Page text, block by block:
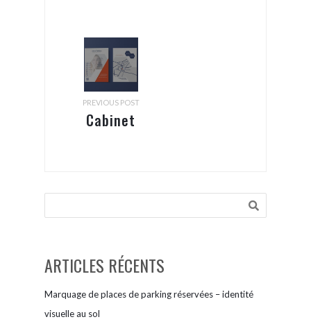
PREVIOUS POST
Cabinet
ARTICLES RÉCENTS
Marquage de places de parking réservées – identité
visuelle au sol